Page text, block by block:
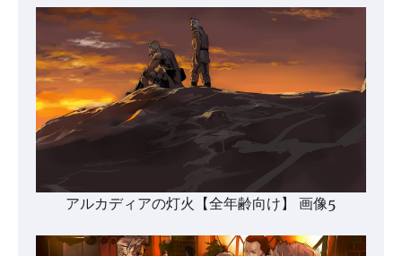
アルカディアの灯火【全年齢向け】 画像5